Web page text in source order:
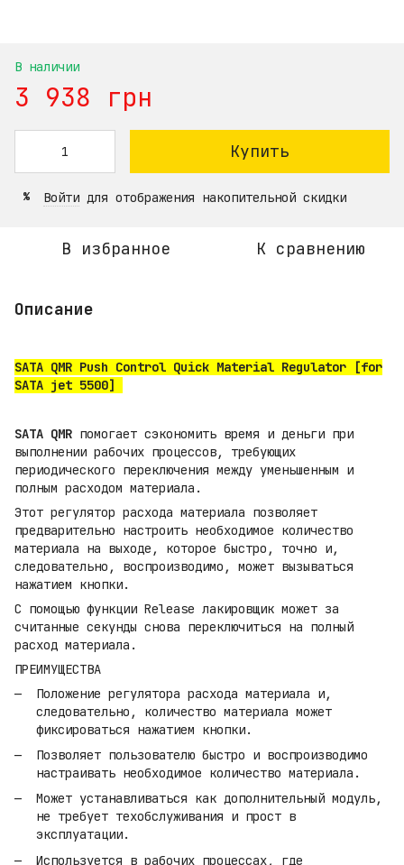
В наличии
3 938 грн
Купить
% Войти для отображения накопительной скидки
В избранное К сравнению
Описание
SATA QMR Push Control Quick Material Regulator [for
SATA jet 5500]
SATA QMR помогает сэкономить время и деньги при
выполнении рабочих процессов, требующих
периодического переключения между уменьшенным и
полным расходом материала.
Этот регулятор расхода материала позволяет
предварительно настроить необходимое количество
материала на выходе, которое быстро, точно и,
следовательно, воспроизводимо, может вызываться
нажатием кнопки.
С помощью функции Release лакировщик может за
считанные секунды снова переключиться на полный
расход материала.
ПРЕИМУЩЕСТВА
Положение регулятора расхода материала и,
следовательно, количество материала может
фиксироваться нажатием кнопки.
Позволяет пользователю быстро и воспроизводимо
настраивать необходимое количество материала.
Может устанавливаться как дополнительный модуль,
не требует техобслуживания и прост в
эксплуатации.
Используется в рабочих процессах, где